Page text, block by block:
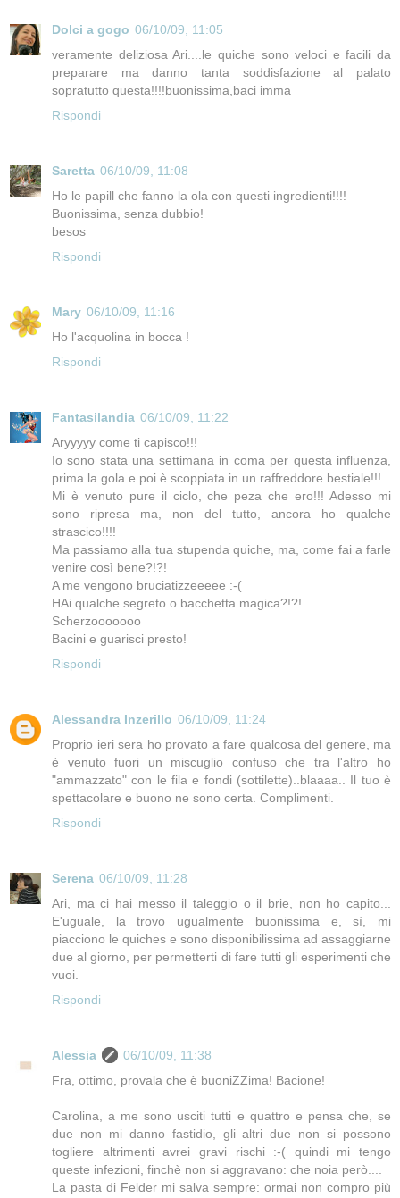
Dolci a gogo 06/10/09, 11:05
veramente deliziosa Ari....le quiche sono veloci e facili da
preparare ma danno tanta soddisfazione al palato
sopratutto questa!!!!buonissima,baci imma
Rispondi
Saretta 06/10/09, 11:08
Ho le papill che fanno la ola con questi ingredienti!!!!
Buonissima, senza dubbio!
besos
Rispondi
Mary 06/10/09, 11:16
Ho l'acquolina in bocca !
Rispondi
Fantasilandia 06/10/09, 11:22
Aryyyyy come ti capisco!!!
Io sono stata una settimana in coma per questa influenza,
prima la gola e poi è scoppiata in un raffreddore bestiale!!!
Mi è venuto pure il ciclo, che peza che ero!!! Adesso mi
sono ripresa ma, non del tutto, ancora ho qualche
strascico!!!!
Ma passiamo alla tua stupenda quiche, ma, come fai a farle
venire così bene?!?!
A me vengono bruciatizzeeeee :-(
HAi qualche segreto o bacchetta magica?!?!
Scherzooooooo
Bacini e guarisci presto!
Rispondi
Alessandra Inzerillo 06/10/09, 11:24
Proprio ieri sera ho provato a fare qualcosa del genere, ma
è venuto fuori un miscuglio confuso che tra l'altro ho
"ammazzato" con le fila e fondi (sottilette)..blaaaa.. Il tuo è
spettacolare e buono ne sono certa. Complimenti.
Rispondi
Serena 06/10/09, 11:28
Ari, ma ci hai messo il taleggio o il brie, non ho capito...
E'uguale, la trovo ugualmente buonissima e, sì, mi
piacciono le quiches e sono disponibilissima ad assaggiarne
due al giorno, per permetterti di fare tutti gli esperimenti che
vuoi.
Rispondi
Alessia
06/10/09, 11:38
Fra, ottimo, provala che è buoniZZima! Bacione!
Carolina, a me sono usciti tutti e quattro e pensa che, se
due non mi danno fastidio, gli altri due non si possono
togliere altrimenti avrei gravi rischi :-( quindi mi tengo
queste infezioni, finchè non si aggravano: che noia però....
La pasta di Felder mi salva sempre: ormai non compro più